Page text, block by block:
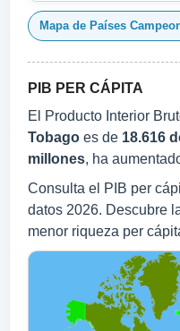
Mapa de Países
PIB PER CÁPITA
El Producto Interior
Tobago es de 18.616
millones, ha
Consulta el PIB per
datos 2026. Descubre
menor riqueza per